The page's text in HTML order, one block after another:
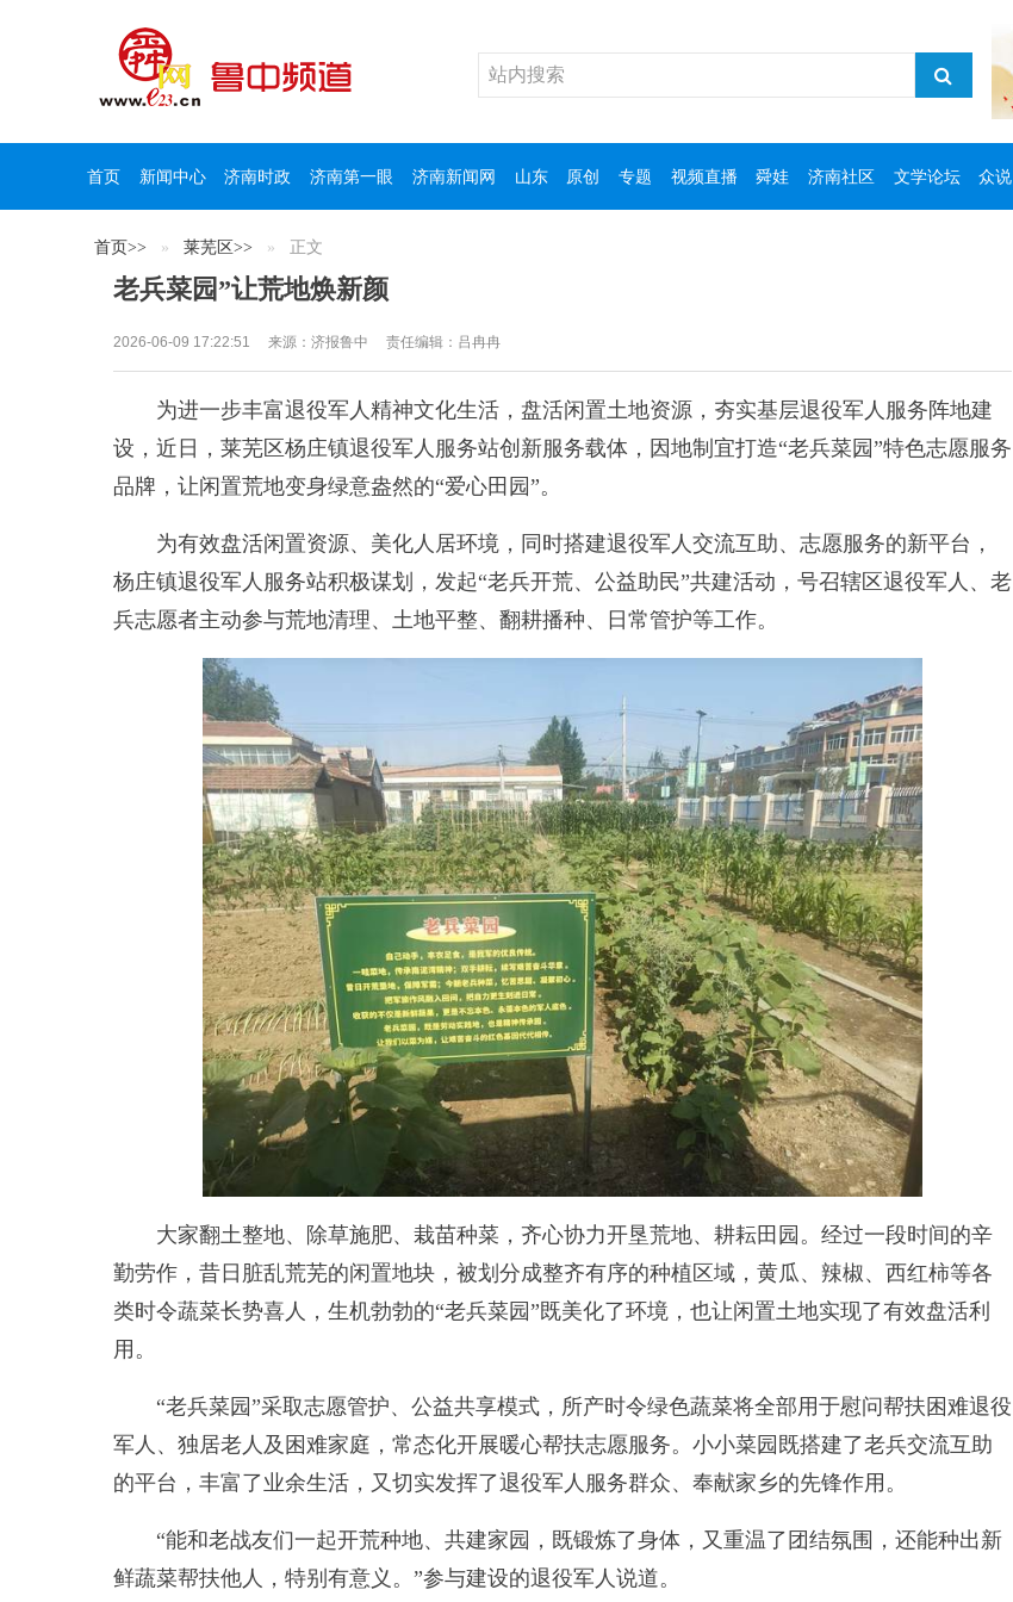
首页 新闻中心 济南时政 济南第一眼 济南新闻网 山东 原创 专题 视频直播 舜娃 济南社区 文学论坛 众说
首页>> 莱芜区>> 正文
老兵菜园”让荒地焕新颜
2026-06-09 17:22:51 来源： 济报鲁中 责任编辑：吕冉冉
为进一步丰富退役军人精神文化生活，盘活闲置土地资源，夯实基层退役军人服务阵地建
设，近日，莱芜区杨庄镇退役军人服务站创新服务载体，因地制宜打造“老兵菜园”特色志愿服务
品牌，让闲置荒地变身绿意盎然的“爱心田园”。
为有效盘活闲置资源、美化人居环境，同时搭建退役军人交流互助、志愿服务的新平台，
杨庄镇退役军人服务站积极谋划，发起“老兵开荒、公益助民”共建活动，号召辖区退役军人、老
兵志愿者主动参与荒地清理、土地平整、翻耕播种、日常管护等工作。
大家翻土整地、除草施肥、栽苗种菜，齐心协力开垦荒地、耕耘田园。经过一段时间的辛
勤劳作，昔日脏乱荒芜的闲置地块，被划分成整齐有序的种植区域，黄瓜、辣椒、西红柿等各
类时令蔬菜长势喜人，生机勃勃的“老兵菜园”既美化了环境，也让闲置土地实现了有效盘活利
用。
“老兵菜园”采取志愿管护、公益共享模式，所产时令绿色蔬菜将全部用于慰问帮扶困难退役
军人、独居老人及困难家庭，常态化开展暖心帮扶志愿服务。小小菜园既搭建了老兵交流互助
的平台，丰富了业余生活，又切实发挥了退役军人服务群众、奉献家乡的先锋作用。
“能和老战友们一起开荒种地、共建家园，既锻炼了身体，又重温了团结氛围，还能种出新
鲜蔬菜帮扶他人，特别有意义。”参与建设的退役军人说道。